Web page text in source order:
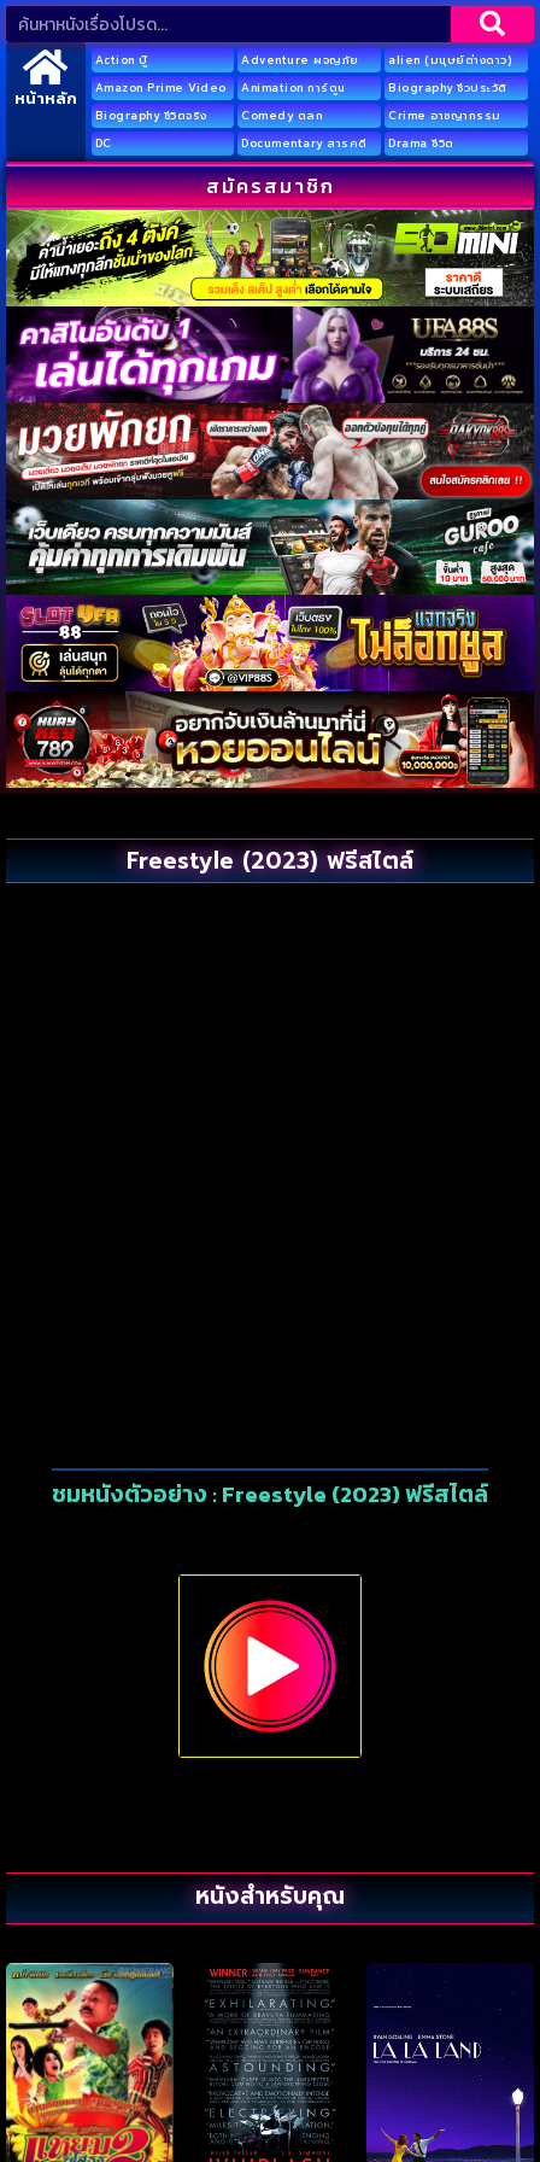
หน้าหลัก
Action บู๊ Adventure ผจญภัย
alien (มนุษย์ต่างดาว)
Amazon Prime Video
Animation การ์ตูน
Biography ชีวประวัติ
Biography ชีวิตจริง
Comedy ตลก
Crime อาชญากรรม
DC
Documentary สารคดี Drama ชีวิต
สมัครสมาชิก
Freestyle (2023) ฟรีสไตล์
ชมหนังตัวอย่าง : Freestyle (2023) ฟรีสไตล์
หนังสำหรับคุณ